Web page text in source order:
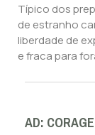
Típico dos
de estranho
liberdade de
e fraca para
AD: